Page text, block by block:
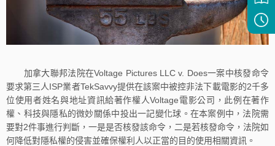
加拿大聯邦法院在Voltage Pictures LLC v. Does一案中核發命令
要求第三人ISP業者TekSavvy提供在該案中被控非法下載電影的2千多
位使用者姓名與地址資訊給著作權人Voltage電影公司，此例在著作
權、科技與隱私的微妙關係中投出一記變化球。在本案例中，法院需
要對2件事進行判斷，一是是否核發該命令，二是若核發命令，法院如
何降低對隱私權的侵害並確保權利人以正當的目的使用相關資訊。